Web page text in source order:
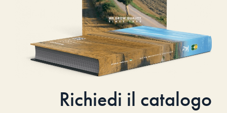
Richiedi il catalogo